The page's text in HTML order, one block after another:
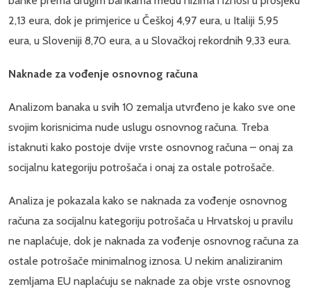
2,13 eura, dok je primjerice u Češkoj 4,97 eura, u Italiji 5,95
eura, u Sloveniji 8,70 eura, a u Slovačkoj rekordnih 9,33 eura.
Naknade za vođenje osnovnog računa
Analizom banaka u svih 10 zemalja utvrđeno je kako sve one
svojim korisnicima nude uslugu osnovnog računa. Treba
istaknuti kako postoje dvije vrste osnovnog računa – onaj za
socijalnu kategoriju potrošača i onaj za ostale potrošače.
Analiza je pokazala kako se naknada za vođenje osnovnog
računa za socijalnu kategoriju potrošača u Hrvatskoj u pravilu
ne naplaćuje, dok je naknada za vođenje osnovnog računa za
ostale potrošače minimalnog iznosa. U nekim analiziranim
zemljama EU naplaćuju se naknade za obje vrste osnovnog